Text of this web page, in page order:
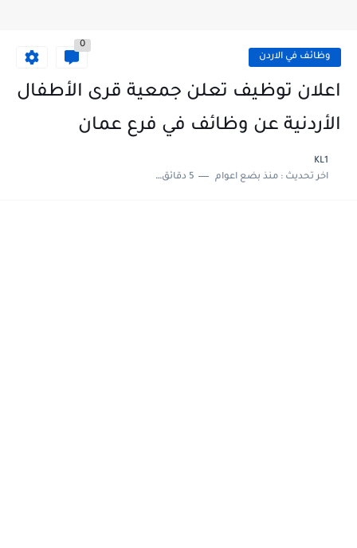
وظائف في الاردن
0
اعلان توظيف تعلن جمعية قرى الأطفال
الأردنية عن وظائف في فرع عمان
KL1
اخر تحديث :منذ بضع اعوام 5 دقائق للقراءة